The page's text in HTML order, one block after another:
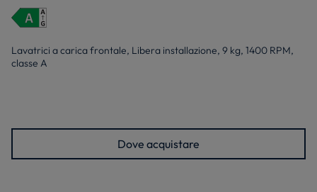
Lavatrici a carica frontale, Libera installazione, 9 kg, 1400 RPM,
classe A
Dove acquistare